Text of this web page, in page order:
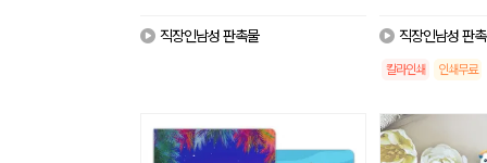
직장인남성 판촉물 직장인남성 판
칼라인쇄 인쇄무료